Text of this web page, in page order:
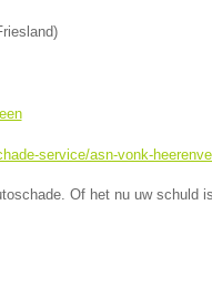
)
service/asn-vonk-
Of het nu uw schuld